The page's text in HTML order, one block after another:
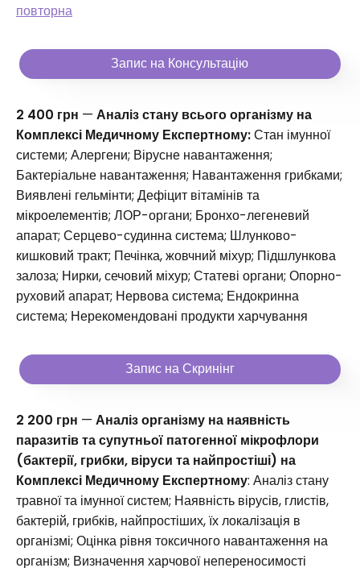
повторна
Запис на Консультацію
2 400 грн — Аналіз стану всього організму на
Комплексі Медичному Експертному:Стан імунної
системи; Алергени; Вірусне навантаження;
Бактеріальне навантаження; Навантаження грибками;
Виявлені гельмінти; Дефіцит вітамінів та
мікроелементів; ЛОР-органи; Бронхо-легеневий
апарат; Серцево-судинна система; Шлунково-
кишковий тракт; Печінка, жовчний міхур; Підшлункова
залоза; Нирки, сечовий міхур; Статеві органи; Опорно-
руховий апарат; Нервова система; Ендокринна
система; Нерекомендовані продукти харчування
Запис на Скринінг
2 200 грн — Аналіз організму на наявність
паразитів та супутньої патогенної мікрофлори
(бактерії, грибки, віруси та найпростіші) на
Комплексі Медичному Експертному: Аналіз стану
травної та імунної систем; Наявність вірусів, глистів,
бактерій, грибків, найпростіших, їх локалізація в
організмі; Оцінка рівня токсичного навантаження на
організм; Визначення харчової непереносимості